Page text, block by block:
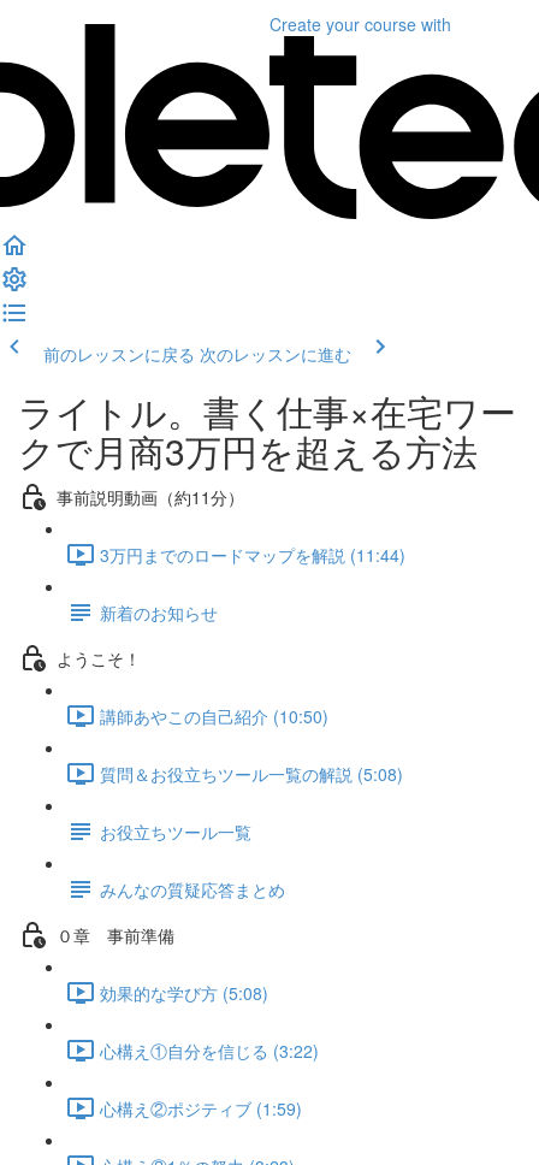
Create your course with
前のレッスンに戻る 次のレッスンに進む
ライトル。書く仕事×在宅ワー
クで月商3万円を超える方法
事前説明動画（約11分）
3万円までのロードマップを解説 (11:44)
新着のお知らせ
ようこそ！
講師あやこの自己紹介 (10:50)
質問＆お役立ちツール一覧の解説 (5:08)
お役立ちツール一覧
みんなの質疑応答まとめ
０章 事前準備
効果的な学び方 (5:08)
心構え①自分を信じる (3:22)
心構え②ポジティブ (1:59)